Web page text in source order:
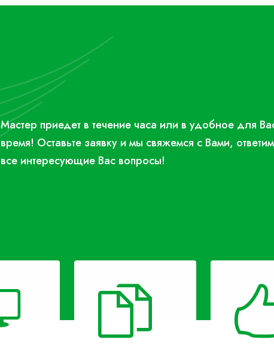
Мастер приедет в течение часа или в удобное для
время! Оставьте заявку и мы свяжемся с Вами,
все интересующие Вас вопросы!